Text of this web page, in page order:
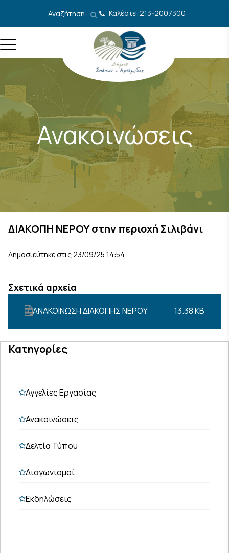
Αναζήτηση Καλέστε: 213-2007300
Ανακοινώσεις
ΔΙΑΚΟΠΗ ΝΕΡΟΥ στην περιοχή Σιλιβάνι
Δημοσιεύτηκε στις 23/09/25 14:54
Σχετικά αρχεία
ΑΝΑΚΟΙΝΩΣΗ ΔΙΑΚΟΠΗΣ ΝΕΡΟΥ 13.38 KB
Κατηγορίες
Αγγελίες Εργασίας
Ανακοινώσεις
Δελτία Τύπου
Διαγωνισμοί
Εκδηλώσεις